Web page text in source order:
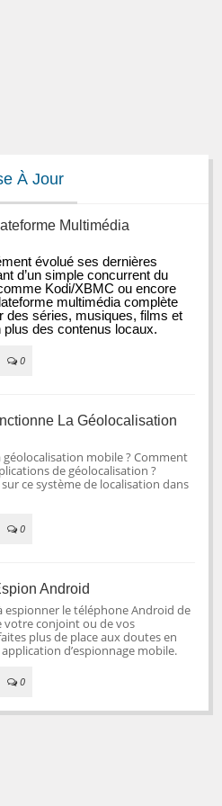
À Jour
Multimédia
évolué ses dernières
d’un simple concurrent du
Kodi/XBMC ou encore
multimédia complète
des séries, musiques, films et
plus des contenus locaux.
0
La Géolocalisation
géolocalisation mobile ? Comment
de géolocalisation ?
ce système de localisation dans
0
Android
espionner le téléphone Android de
votre conjoint ou de vos
plus de place aux doutes en
d’espionnage mobile.
0